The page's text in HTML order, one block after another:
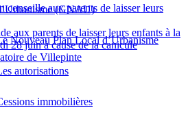
(GNAU)
Nouveau Plan Local d’Urbanisme
autorisations
immobilières
aux parents de laisser leurs
de Villepinte